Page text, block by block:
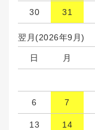
30 31
翌月(2026年9月)
日 月
6 7
13 14